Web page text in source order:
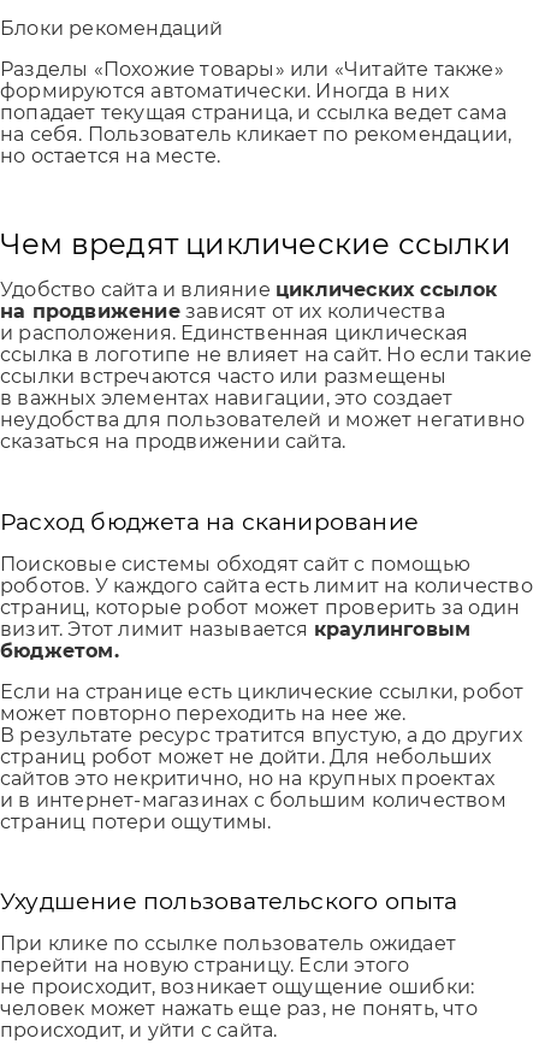
Блоки рекомендаций
Разделы «Похожие товары» или «Читайте также»
формируются автоматически. Иногда в них
попадает текущая страница, и ссылка ведет сама
на себя. Пользователь кликает по рекомендации,
но остается на месте.
Чем вредят циклические ссылки
Удобство сайта и влияние циклических ссылок
на продвижениезависят от их количества
и расположения. Единственная циклическая
ссылка в логотипе не влияет на сайт. Но если такие
ссылки встречаются часто или размещены
в важных элементах навигации, это создает
неудобства для пользователей и может негативно
сказаться на продвижении сайта.
Расход бюджета на сканирование
Поисковые системы обходят сайт с помощью
роботов. У каждого сайта есть лимит на количество
страниц, которые робот может проверить за один
визит. Этот лимит называется краулинговым
бюджетом.
Если на странице есть циклические ссылки, робот
может повторно переходить на нее же.
В результате ресурс тратится впустую, а до других
страниц робот может не дойти. Для небольших
сайтов это некритично, но на крупных проектах
и в интернет-магазинах с большим количеством
страниц потери ощутимы.
Ухудшение пользовательского опыта
При клике по ссылке пользователь ожидает
перейти на новую страницу. Если этого
не происходит, возникает ощущение ошибки:
человек может нажать еще раз, не понять, что
происходит, и уйти с сайта.